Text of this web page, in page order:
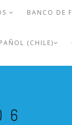
BANCO DE
(CHILE)